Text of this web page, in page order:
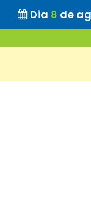
Dia 8 de